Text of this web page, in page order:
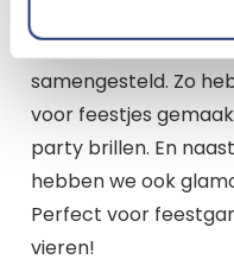
We hebben niet zo
assortiment! We
samengesteld. Zo
voor feestjes
party brillen. En
hebben we ook
Perfect voor
vieren!